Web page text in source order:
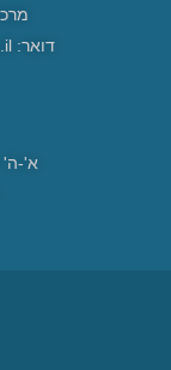
דואר: Oz@Kvisa.co.il | פקס: 03-5756411
א'-ה' :09:00-19:00 | ו':